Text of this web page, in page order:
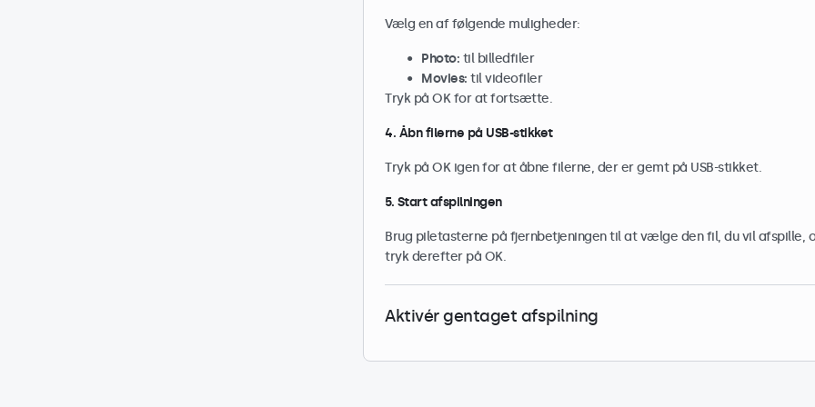
Vælg en af følgende muligheder:
Photo: til billedfiler
Movies: til videofiler
Tryk på OK for at fortsætte.
4. Åbn filerne på USB-stikket
Tryk på OK igen for at åbne filerne, der er gemt på USB-stikket.
5. Start afspilningen
Brug piletasterne på fjernbetjeningen til at vælge den fil, du vil afspille,
tryk derefter på OK.
Aktivér gentaget afspilning